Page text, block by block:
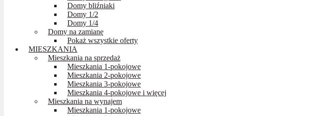
Domy bliźniaki
Domy 1/2
Domy 1/4
Domy na zamianę
Pokaż wszystkie oferty
MIESZKANIA
Mieszkania na sprzedaż
Mieszkania 1-pokojowe
Mieszkania 2-pokojowe
Mieszkania 3-pokojowe
Mieszkania 4-pokojowe i więcej
Mieszkania na wynajem
Mieszkania 1-pokojowe